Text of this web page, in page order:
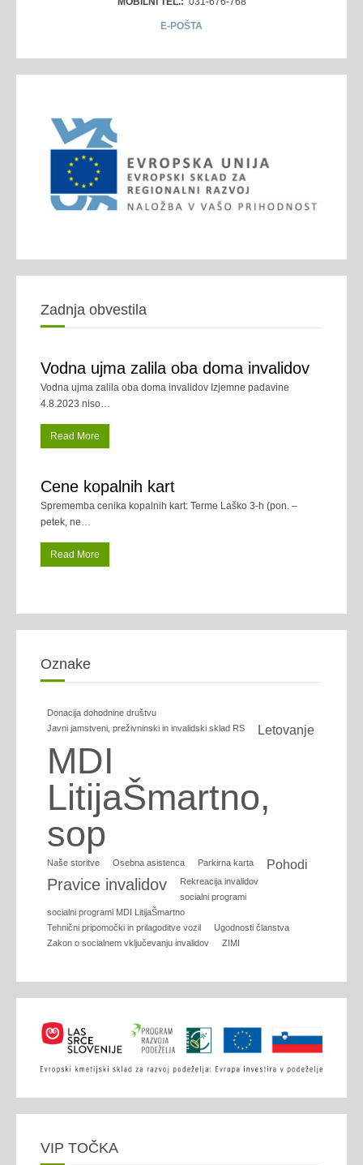
E-POŠTA
Zadnja obvestila
Vodna ujma zalila oba doma invalidov
Vodna ujma zalila oba doma invalidov Izjemne padavine
4.8.2023 niso…
Read More
Cene kopalnih kart
Sprememba cenika kopalnih kart: Terme Laško 3-h (pon. –
petek, ne…
Read More
Oznake
Donacija dohodnine društvu
Javni jamstveni, preživninski in invalidski sklad RS
Letovanje
MDI
LitijaŠmartno,
sop
Naše storitve Osebna asistenca Parkirna karta Pohodi
Pravice invalidov
Rekreacija invalidov
socialni programi
socialni programi MDI LitijaŠmartno
Tehnični pripomočki in prilagoditve vozil
Ugodnosti članstva
Zakon o socialnem vključevanju invalidov
ZIMI
VIP TOČKA